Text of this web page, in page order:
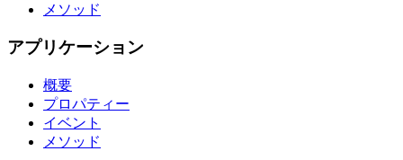
メソッド
アプリケーション
概要
プロパティー
イベント
メソッド